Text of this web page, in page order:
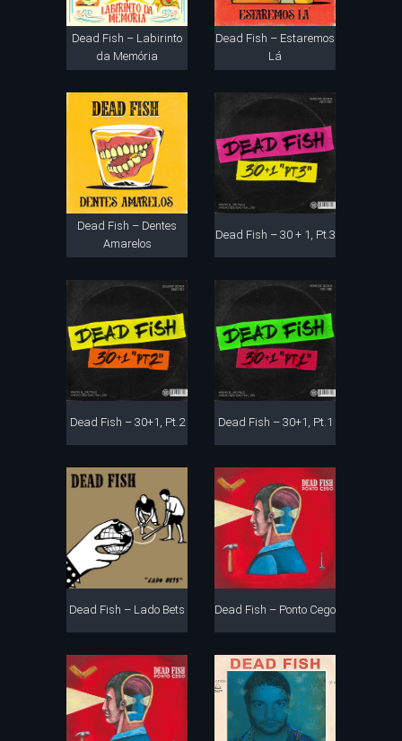
Dead Fish – Labirinto
da Memória
Dead Fish – Estaremos
Lá
Dead Fish – Dentes
Amarelos
Dead Fish – 30 + 1, Pt.3
Dead Fish – 30+1, Pt.2 Dead Fish – 30+1, Pt.1
Dead Fish – Lado Bets Dead Fish – Ponto Cego